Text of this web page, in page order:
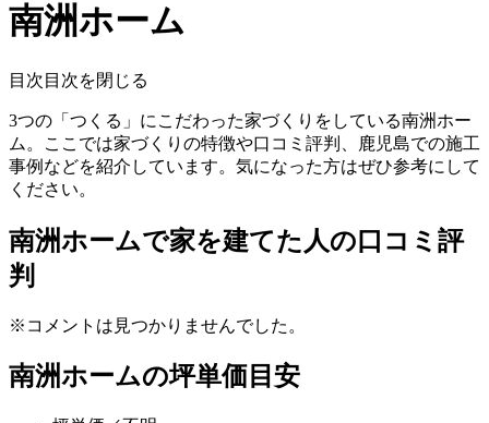
南洲ホーム
目次 目次を閉じる
3つの「つくる」にこだわった家づくりをしている南洲ホー
ム。ここでは家づくりの特徴や口コミ評判、鹿児島での施工
事例などを紹介しています。気になった方はぜひ参考にして
ください。
南洲ホームで家を建てた人の口コミ評
判
※コメントは見つかりませんでした。
南洲ホームの坪単価目安